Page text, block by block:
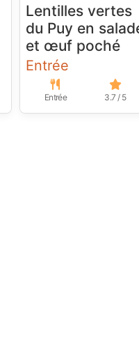
Lentilles vertes
du Puy en
et œuf poché
Entrée
Entrée 3.7 / 5